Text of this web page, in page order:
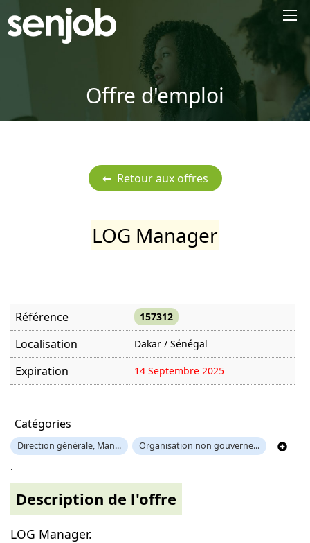
Offre d'emploi
LOG Manager
Référence 157312
Localisation Dakar / Sénégal
Expiration 14 Septembre 2025
Catégories
Direction générale, Man... Organisation non gouverne...
.
Description de l'offre
LOG Manager.
×